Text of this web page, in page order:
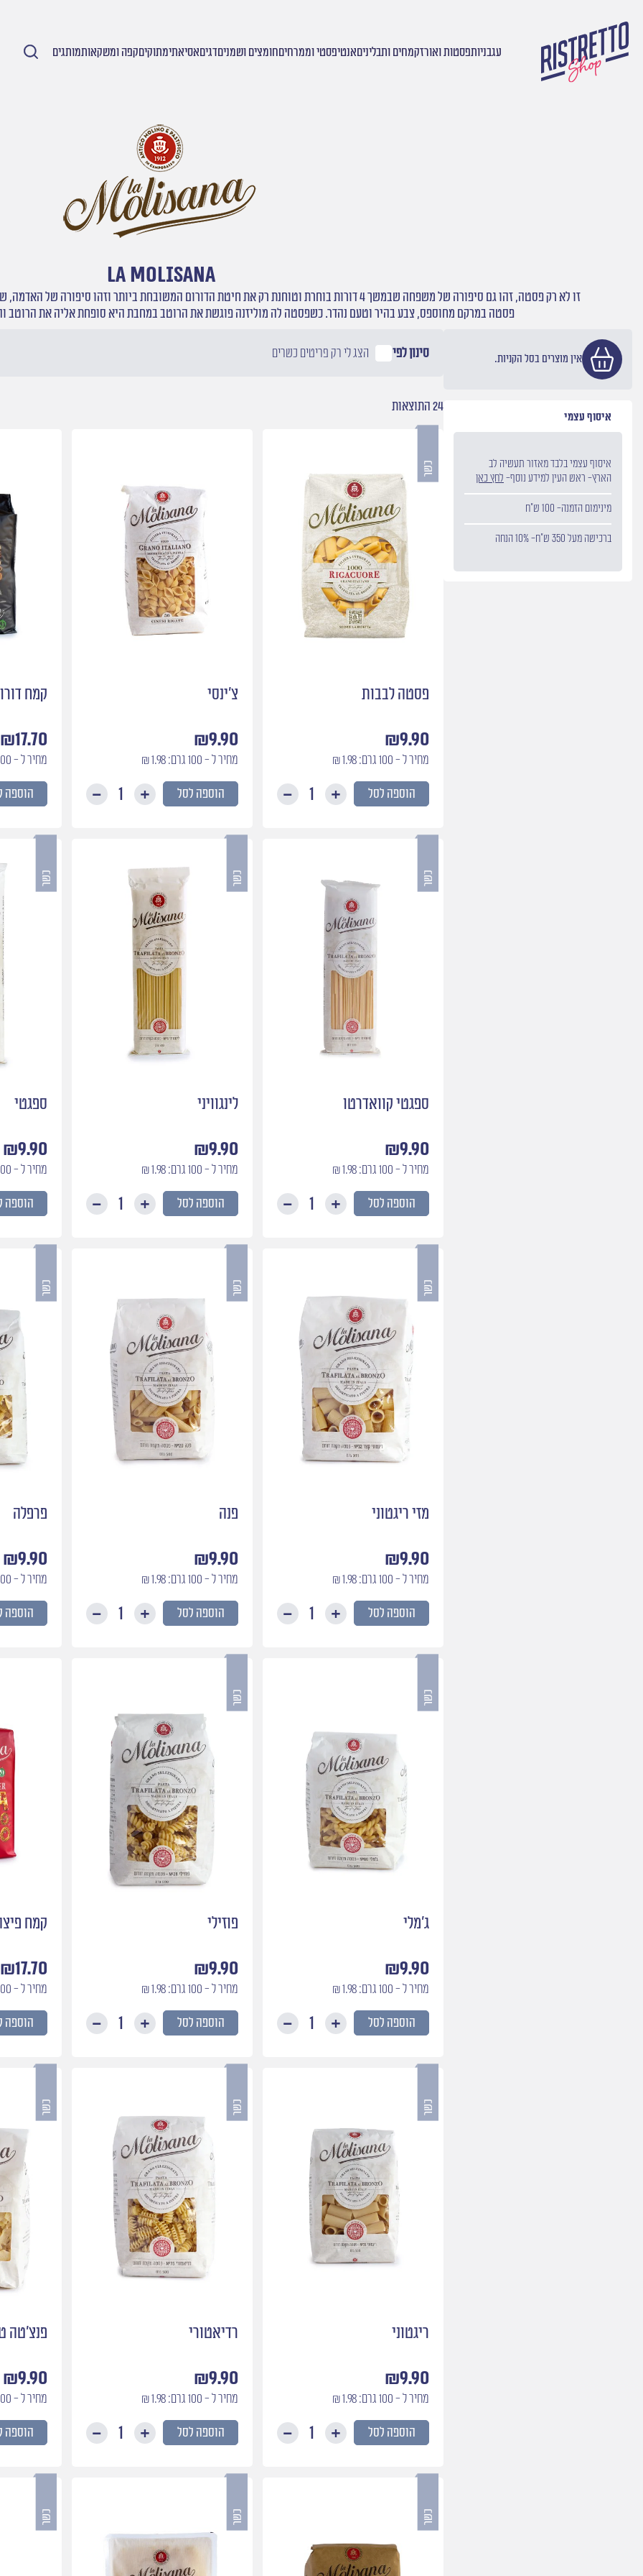
עגבניותפסטות ואורזקמחים ותבליניםאנטיפסטי וממרחיםחומצים ושמניםדגיםאסיאתימתוקיםקפה ומשקאותמותגים
מותגים / LA MOLISANA
LA MOLISANA
זו לא רק פסטה, זהו גם סיפורה של משפחה שבמשך 4 דורות בוחרת וטוחנת רק את חיטת הדורום המשובחת ביותר וזהו סיפורה של האדמה, שהיא המקום האידיאלי לגידול החיטה, לייצור פסטה ייחודית זו.
פסטה במרקם מחוספס, צבע בהיר וטעם נהדר. כשפסטה לה מוליזנה פוגשת את הרוטב במחבת היא סופחת אליה את הרוטב
אין מוצרים בסל הקניות.
איסוף עצמי
איסוף עצמי בלבד מאזור תעשיה לב
הארץ- ראש העין למידע נוסף- לחץ כאן
מינימום הזמנה- 100 ש״ח
ברכישה מעל 350 ש״ח- 10% הנחה
סינון לפי הצג לי רק פריטים כשרים
24 התוצאות
פסטה לבבות
₪9.90
מחיר ל - 100 גרם: 1.98 ₪
כמות
הוספה לסל
צ׳ינסי
₪9.90
מחיר ל - 100 גרם: 1.98 ₪
כמות
הוספה לסל
קמח
₪17.70
מחיר ל - 100 גרם: 1.77 ₪
הוספה
ספגטי קוואדרטו
₪9.90
מחיר ל - 100 גרם: 1.98 ₪
כמות
קוואדרטו
הוספה לסל
לינגוויני
₪9.90
מחיר ל - 100 גרם: 1.98 ₪
כמות
הוספה לסל
ספגטי
₪9.90
מחיר ל - 100 גרם: 1.98 ₪
הוספה
מזי ריגטוני
₪9.90
מחיר ל - 100 גרם: 1.98 ₪
כמות
הוספה לסל
פנה
₪9.90
מחיר ל - 100 גרם: 1.98 ₪
כמות
הוספה לסל
פרפלה
₪9.90
מחיר ל - 100 גרם: 1.98 ₪
הוספה
ג׳מלי
₪9.90
מחיר ל - 100 גרם: 1.98 ₪
כמות
הוספה לסל
פוזילי
₪9.90
מחיר ל - 100 גרם: 1.98 ₪
כמות
הוספה לסל
קמח
₪17.70
מחיר ל - 100 גרם: 1.77 ₪
הוספה
ריגטוני
₪9.90
מחיר ל - 100 גרם: 1.98 ₪
כמות
הוספה לסל
רדיאטורי
₪9.90
מחיר ל - 100 גרם: 1.98 ₪
כמות
הוספה לסל
פנצ׳טה
₪9.90
מחיר ל - 100 גרם: 1.98 ₪
הוספה